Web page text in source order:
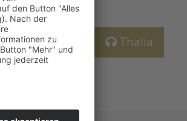
Spotify Thalia